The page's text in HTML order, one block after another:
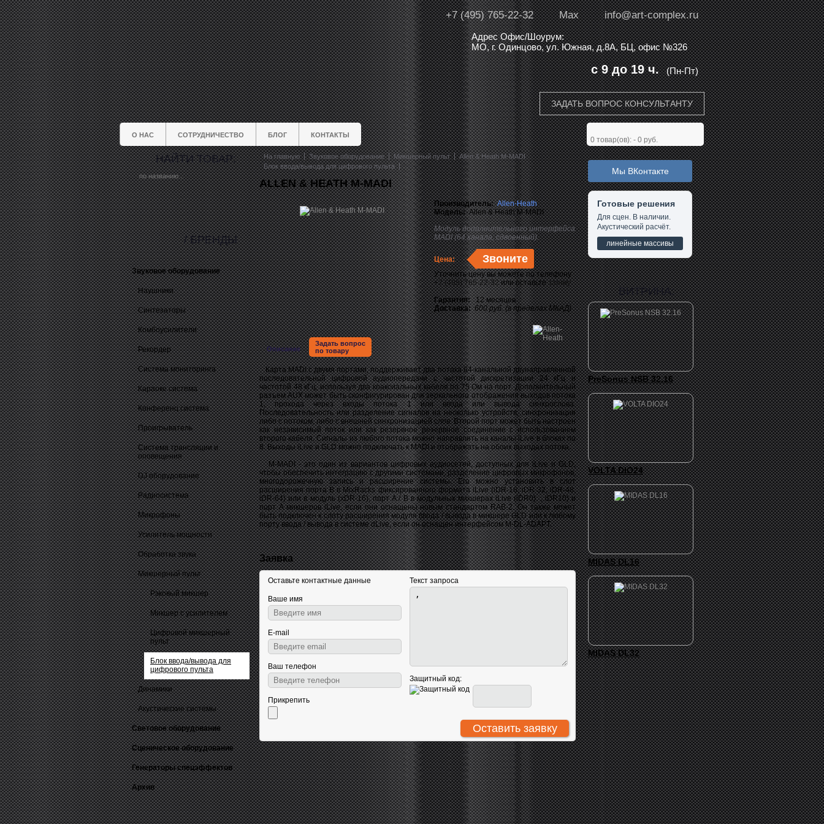
info@art-complex.ru
Max
+7 (495) 765-22-32
Адрес Офис/Шоурум:
МО, г. Одинцово, ул. Южная, д.8А, БЦ, офис №326
(Пн-Пт)
с 9 до 19 ч.
ЗАДАТЬ ВОПРОС КОНСУЛЬТАНТУ
О НАС СОТРУДНИЧЕСТВО БЛОГ КОНТАКТЫ
0 товар(ов): - 0 руб.
НАЙТИ ТОВАР:
Звуковое оборудование
Наушники
Синтезаторы
Комбоусилители
Рекордер
Система мониторинга
Караоке система
Конференц система
Проигрыватель
Система трансляции и
оповещения
DJ оборудование
Радиосистема
Микрофоны
Усилитель мощности
Обработка звука
Микшерный пульт
Рэковый микшер
Микшер с усилителем
Цифровой микшерный
пульт
Блок ввода/вывода для
цифрового пульта
Динамики
Акустические системы
Световое оборудование
Сценическое оборудование
Генераторы спецэффектов
Архив
/ БРЕНДЫ
На главную Звуковое оборудование
Микшерный пульт
Блок ввода/вывода для цифрового пульта
Allen & Heath M-MADI
ALLEN & HEATH M-MADI
Производитель: Allen-Heath
Модель:Allen & Heath M-MADI
Модуль дополнительного интерфейса
MADI (64 канала, сдвоенный).
Цена: Звоните
Уточнить цену вы можете по телефону
+7 (495) 765-22-32или оставьтезаявку
Гарантия:12 месяцев
Доставка: 600 руб. (в пределах МКАД)
Описание
Задать вопрос
по товару
Карта MADI с двумя портами, поддерживает два потока 64-канальной двунаправленной
последовательной цифровой аудиопередачи с частотой дискретизации 24 кГц и
частотой 48 кГц, используя два коаксиальных кабеля по 75 Ом на порт. Дополнительный
разъем AUX может быть сконфигурирован для зеркального отображения выходов потока
1, прохода через входы потока 1 или ввода или вывода синхрослова.
Последовательность или разделение сигналов на несколько устройств, синхронизация
либо с потоком, либо с внешней синхронизацией слов. Второй порт может быть настроен
как независимый поток или как резервное резервное соединение с использованием
второго кабеля. Сигналы из любого потока можно направлять на каналы iLive в блоках по
8. Выходы iLive и GLD можно подключать к MADI и отображать на обоих выходах потока.
M-MADI - это один из вариантов цифровых аудиосетей, доступных для iLive и GLD,
чтобы обеспечить интеграцию с другими системами, разделение цифровых микрофонов,
многодорожечную запись и расширение системы. Его можно установить в слот
расширения порта B в MixRacks фиксированного формата iLive (iDR-16, iDR-32, iDR-48,
iDR-64) или в модуль (xDR-16), порт A / B в модульных микшерах iLive (iDR0). , iDR10) и
порт A микшеров iLive, если они оснащены новым стандартом RAB-2. Он также может
быть подключен к слоту расширения модуля ввода / вывода в микшере GLD или к любому
порту ввода / вывода в системе dLive, если он оснащен интерфейсом M-DL-ADAPT.
Заявка
Оставьте контактные данные
Ваше имя
E-mail
Ваш телефон
Прикрепить
Текст запроса
Защитный код:
Мы ВКонтакте
Готовые решения
Для сцен. В наличии.
Акустический расчёт.
линейные массивы
ВИТРИНА:
PreSonus NSB 32.16
VOLTA DIO24
MIDAS DL16
MIDAS DL32